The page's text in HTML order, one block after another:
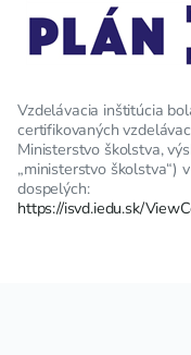
Vzdelávacia inštitúcia
certifikovaných
Ministerstvo školstva,
„ministerstvo školstva“)
dospelých:
https://isvd.iedu.sk/